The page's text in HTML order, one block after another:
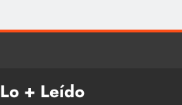
Lo + Leído